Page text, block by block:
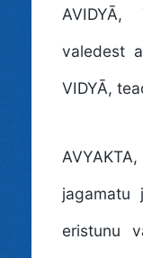
AVIDYĀ,
valedest
VIDYĀ,
AVYAKTA
jagamatu
eristunu